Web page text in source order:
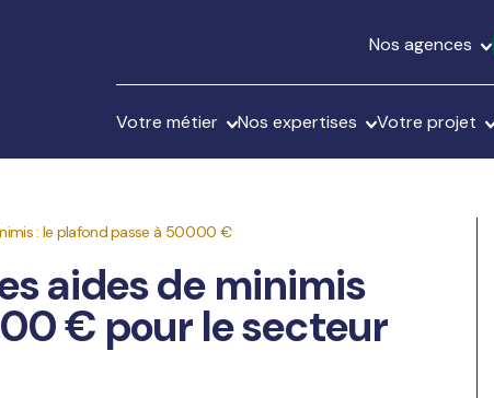
Nos agences
Votre métier Nos expertises Votre projet
: le plafond passe à 50 000 €
aides de minimis
€ pour le secteur